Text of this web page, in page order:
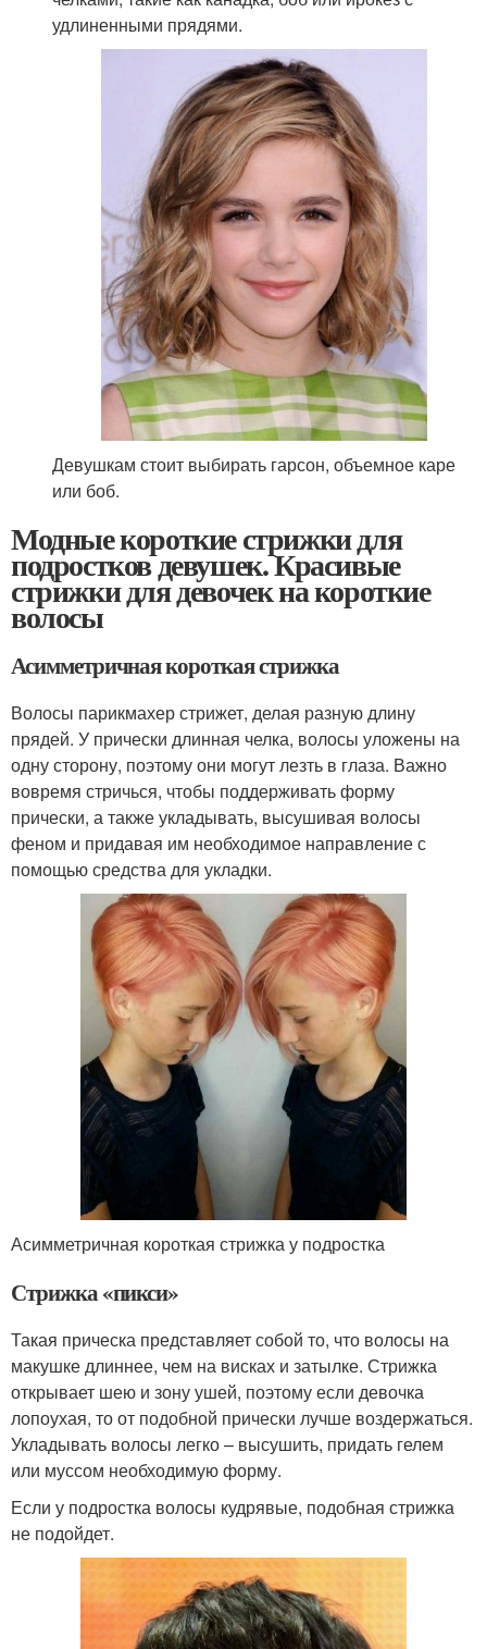
удлиненными прядями.
Девушкам стоит выбирать гарсон, объемное каре
или боб.
Модные короткие стрижки для
подростков девушек. Красивые
стрижки для девочек на короткие
волосы
Асимметричная короткая стрижка
Волосы парикмахер стрижет, делая разную длину
прядей. У прически длинная челка, волосы уложены на
одну сторону, поэтому они могут лезть в глаза. Важно
вовремя стричься, чтобы поддерживать форму
прически, а также укладывать, высушивая волосы
феном и придавая им необходимое направление с
помощью средства для укладки.
Асимметричная короткая стрижка у подростка
Стрижка «пикси»
Такая прическа представляет собой то, что волосы на
макушке длиннее, чем на висках и затылке. Стрижка
открывает шею и зону ушей, поэтому если девочка
лопоухая, то от подобной прически лучше воздержаться.
Укладывать волосы легко – высушить, придать гелем
или муссом необходимую форму.
Если у подростка волосы кудрявые, подобная стрижка
не подойдет.